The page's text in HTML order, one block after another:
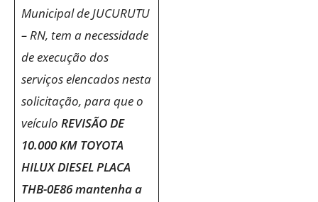
Municipal de JUCURUTU
– RN, tem a necessidade
de execução dos
serviços elencados nesta
solicitação, para que o
veículo REVISÃO DE
10.000 KM TOYOTA
HILUX DIESEL PLACA
THB-0E86 mantenha a